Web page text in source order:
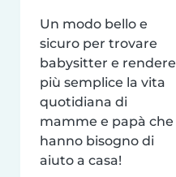
Un modo bello e
sicuro per trovare
babysitter e rendere
più semplice la vita
quotidiana di
mamme e papà che
hanno bisogno di
aiuto a casa!